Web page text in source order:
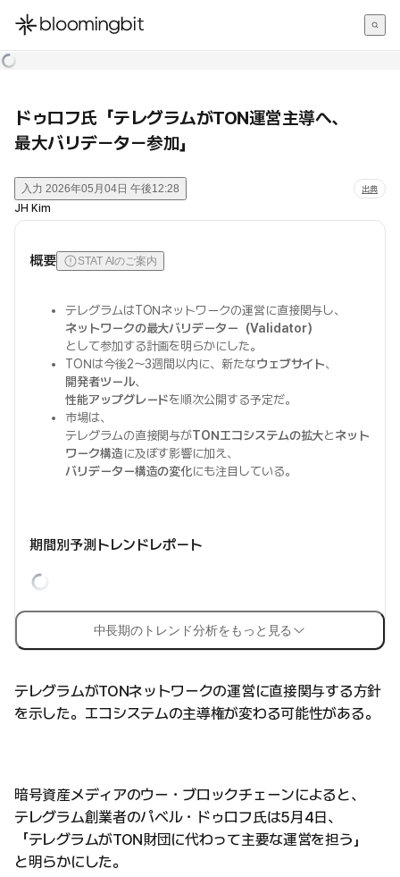
한국어
ドゥロフ氏「テレグラムがTON運営主導へ、
最大バリデーター参加」
入力 2026年05月04日 午後12:28 出典
JH Kim
概要 STAT AIのご案内
テレグラムはTONネットワークの運営に直接関与し、
ネットワークの最大バリデーター（Validator）
として参加する計画を明らかにした。
TONは今後2〜3週間以内に、新たなウェブサイト、
開発者ツール、
性能アップグレードを順次公開する予定だ。
市場は、
テレグラムの直接関与がTONエコシステムの拡大とネット
ワーク構造に及ぼす影響に加え、
バリデーター構造の変化にも注目している。
期間別予測トレンドレポート
中長期のトレンド分析をもっと見る
テレグラムがTONネットワークの運営に直接関与する方針
を示した。エコシステムの主導権が変わる可能性がある。
暗号資産メディアのウー・ブロックチェーンによると、
テレグラム創業者のパベル・ドゥロフ氏は5月4日、
「テレグラムがTON財団に代わって主要な運営を担う」
と明らかにした。